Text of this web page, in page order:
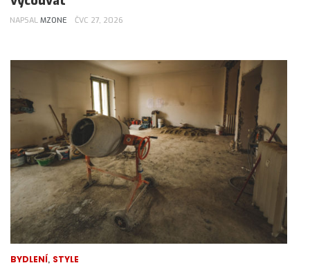
NAPSAL MZONE ČVC 27, 2026
BYDLENÍ, STYLE